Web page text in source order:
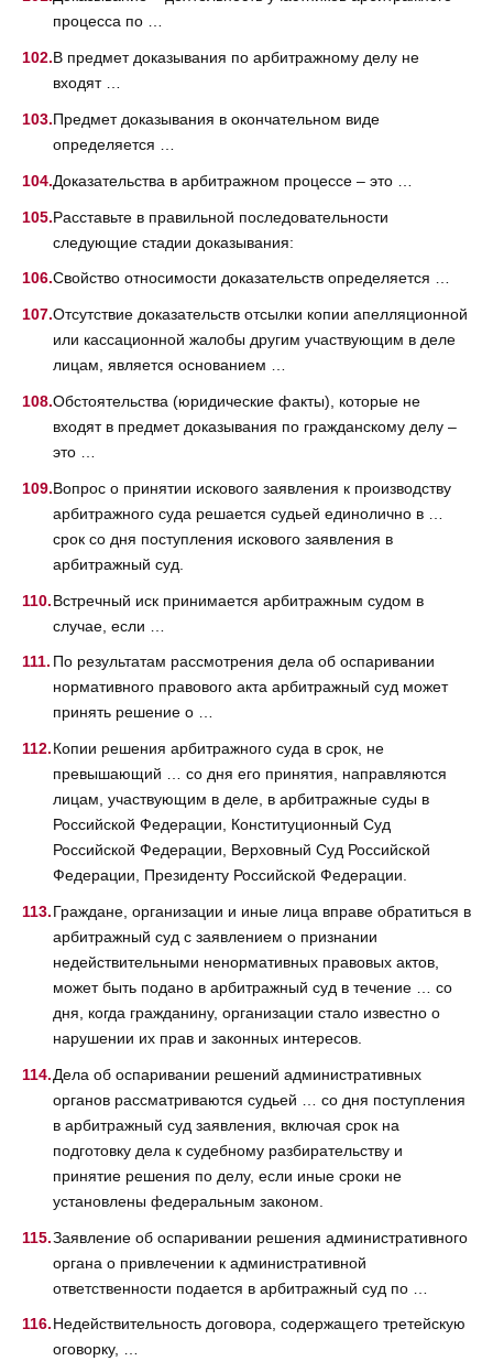
процесса по …
В предмет доказывания по арбитражному делу не
входят …
Предмет доказывания в окончательном виде
определяется …
Доказательства в арбитражном процессе – это …
Расставьте в правильной последовательности
следующие стадии доказывания:
Свойство относимости доказательств определяется …
Отсутствие доказательств отсылки копии апелляционной
или кассационной жалобы другим участвующим в деле
лицам, является основанием …
Обстоятельства (юридические факты), которые не
входят в предмет доказывания по гражданскому делу –
это …
Вопрос о принятии искового заявления к производству
арбитражного суда решается судьей единолично в …
срок со дня поступления искового заявления в
арбитражный суд.
Встречный иск принимается арбитражным судом в
случае, если …
По результатам рассмотрения дела об оспаривании
нормативного правового акта арбитражный суд может
принять решение о …
Копии решения арбитражного суда в срок, не
превышающий … со дня его принятия, направляются
лицам, участвующим в деле, в арбитражные суды в
Российской Федерации, Конституционный Суд
Российской Федерации, Верховный Суд Российской
Федерации, Президенту Российской Федерации.
Граждане, организации и иные лица вправе обратиться в
арбитражный суд с заявлением о признании
недействительными ненормативных правовых актов,
может быть подано в арбитражный суд в течение … со
дня, когда гражданину, организации стало известно о
нарушении их прав и законных интересов.
Дела об оспаривании решений административных
органов рассматриваются судьей … со дня поступления
в арбитражный суд заявления, включая срок на
подготовку дела к судебному разбирательству и
принятие решения по делу, если иные сроки не
установлены федеральным законом.
Заявление об оспаривании решения административного
органа о привлечении к административной
ответственности подается в арбитражный суд по …
Недействительность договора, содержащего третейскую
оговорку, …